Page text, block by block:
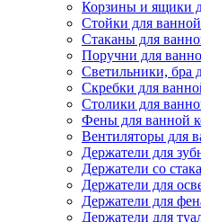
Корзины и ящики
Стойки для ванной
Стаканы для
Поручни для
Светильники, бра
Скребки для
Столики для
Фены для ванной
Вентиляторы для
Держатели для
Держатели со
Держатели для
Держатели для
Держатели для